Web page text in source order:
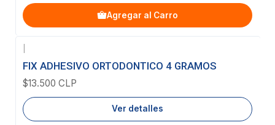
Agregar al Carro
Agotado
FIX ADHESIVO ORTODONTICO 4 GRAMOS
$13.500 CLP
Ver detalles